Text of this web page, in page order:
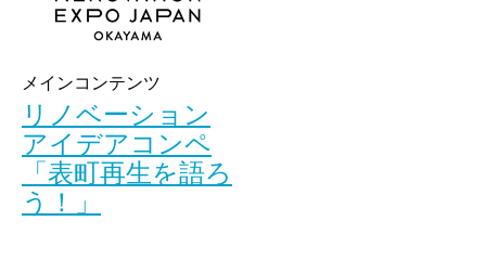
メインコンテンツ
リノベーション
アイデアコンペ
「表町再生を語ろ
う！」